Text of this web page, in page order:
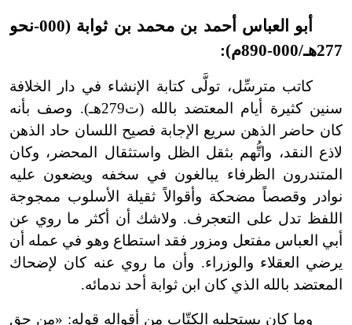
أبو العباس أحمد بن محمد بن ثوابة (000 -نحو
277هـ/000
-890م):
كاتب مترسِّل، تولَّى كتابة الإنشاء في دار الخلافة
سنين كثيرة أيام المعتضد بالله (ت279هـ).
وصف بأنه
كان حاضر الذهن سريع الإجابة فصيح اللسان حاد الذهن
لاذع النقد، واتُّهم بثقل الظل واستثقال المحضر، وكان
المتندرون الظرفاء يبالغون في سخفه ويضعون عليه
نوادر وقصصاً مضحكة وأقوالاً ثقيلة الأسلوب ممجوجة
اللفظ تدل على التعجرف. ولاشك أن أكثر ما روي عن
أبي العباس مفتعل ومزور فقد استطاع وهو في عمله أن
يرضي العقلاء والوزراء. وأن ما روي عنه كان لإضحاك
المعتضد بالله الذي كان ابن ثوابة أحد ندمائه.
وما كان يستحليه الكتّاب من أقواله قوله: «من حق